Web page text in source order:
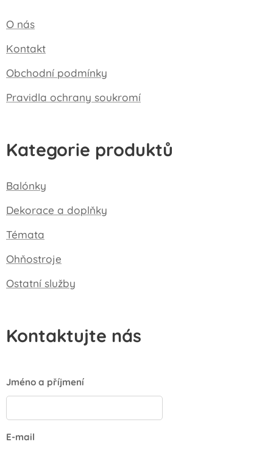
O nás
Kontakt
Obchodní podmínky
Pravidla ochrany soukromí
Kategorie produktů
Balónky
Dekorace a doplňky
Témata
Ohňostroje
Ostatní služby
Kontaktujte nás
Jméno a příjmení
E-mail